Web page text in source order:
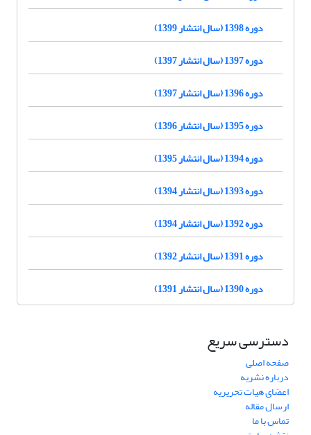
دوره 1398 (سال انتشار 1399)
دوره 1397 (سال انتشار 1397)
دوره 1396 (سال انتشار 1397)
دوره 1395 (سال انتشار 1396)
دوره 1394 (سال انتشار 1395)
دوره 1393 (سال انتشار 1394)
دوره 1392 (سال انتشار 1394)
دوره 1391 (سال انتشار 1392)
دوره 1390 (سال انتشار 1391)
دسترسی سریع
صفحه اصلی
درباره نشریه
اعضای هیات تحریریه
ارسال مقاله
تماس با ما